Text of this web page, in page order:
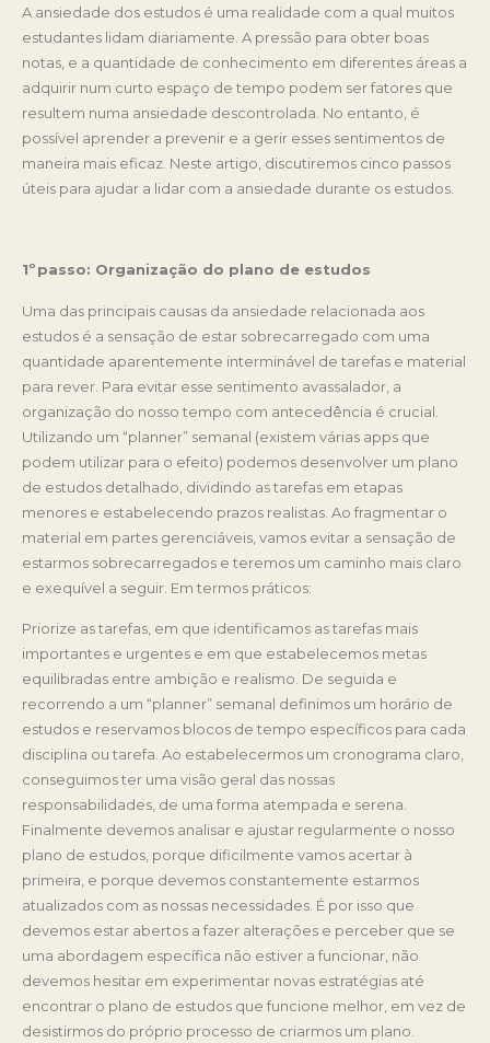
A ansiedade dos estudos é uma realidade com a qual muitos
estudantes lidam diariamente. A pressão para obter boas
notas, e a quantidade de conhecimento em diferentes áreas a
adquirir num curto espaço de tempo podem ser fatores que
resultem numa ansiedade descontrolada. No entanto, é
possível aprender a prevenir e a gerir esses sentimentos de
maneira mais eficaz. Neste artigo, discutiremos cinco passos
úteis para ajudar a lidar com a ansiedade durante os estudos.
1ºpasso: Organização do plano de estudos
Uma das principais causas da ansiedade relacionada aos
estudos é a sensação de estar sobrecarregado com uma
quantidade aparentemente interminável de tarefas e material
para rever. Para evitar esse sentimento avassalador, a
organização do nosso tempo com antecedência é crucial.
Utilizando um “planner” semanal (existem várias apps que
podem utilizar para o efeito) podemos desenvolver um plano
de estudos detalhado, dividindo as tarefas em etapas
menores e estabelecendo prazos realistas. Ao fragmentar o
material em partes gerenciáveis, vamos evitar a sensação de
estarmos sobrecarregados e teremos um caminho mais claro
e exequível a seguir. Em termos práticos:
Priorize as tarefas, em que identificamos as tarefas mais
importantes e urgentes e em que estabelecemos metas
equilibradas entre ambição e realismo. De seguida e
recorrendo a um “planner” semanal definimos um horário de
estudos e reservamos blocos de tempo específicos para cada
disciplina ou tarefa. Ao estabelecermos um cronograma claro,
conseguimos ter uma visão geral das nossas
responsabilidades, de uma forma atempada e serena.
Finalmente devemos analisar e ajustar regularmente o nosso
plano de estudos, porque dificilmente vamos acertar à
primeira, e porque devemos constantemente estarmos
atualizados com as nossas necessidades. É por isso que
devemos estar abertos a fazer alterações e perceber que se
uma abordagem específica não estiver a funcionar, não
devemos hesitar em experimentar novas estratégias até
encontrar o plano de estudos que funcione melhor, em vez de
desistirmos do próprio processo de criarmos um plano.